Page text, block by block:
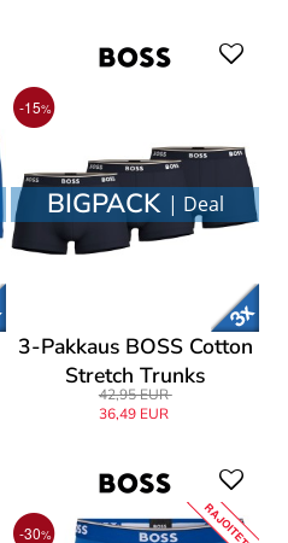
-15%
BIGPACK | Deal
3-Pakkaus BOSS Cotton
Stretch Trunks
42,95 EUR
36,49 EUR
-30%